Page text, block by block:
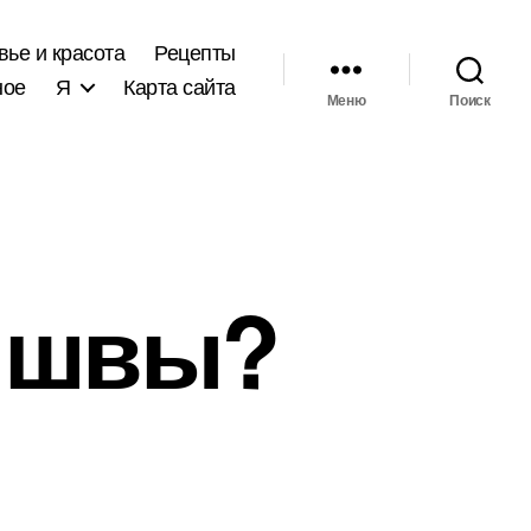
и красота
Рецепты
Я Карта сайта Меню Поиск
швы?